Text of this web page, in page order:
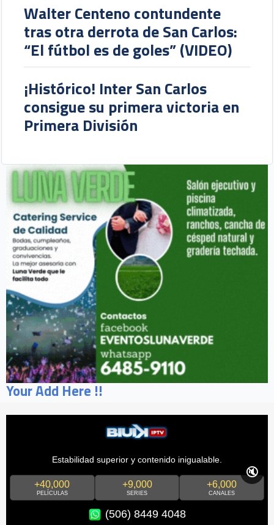
Walter Centeno contundente
tras otra derrota de San Carlos:
“El fútbol es de goles” (VIDEO)
¡Histórico! Inter San Carlos
consigue su primera victoria en
Primera División
Your Add Here !!
Estabilidad superior y contenido inigualable.
+40,000
PELÍCULAS
+9,000
SERIES
+6,000
CANALES
(506) 8449 4048
🔇